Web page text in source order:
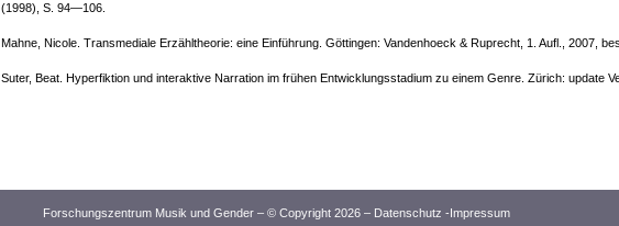
(1998), S. 94—106.
Mahne, Nicole. Transmediale Erzähltheorie: eine Einführung. Göttingen: Vandenhoeck & Ruprecht, 1. Aufl., 2007,
Suter, Beat. Hyperfiktion und interaktive Narration im frühen Entwicklungsstadium zu einem Genre. Zürich: update
Forschungszentrum Musik und Gender – © Copyright 2026 – Datenschutz -Impressum